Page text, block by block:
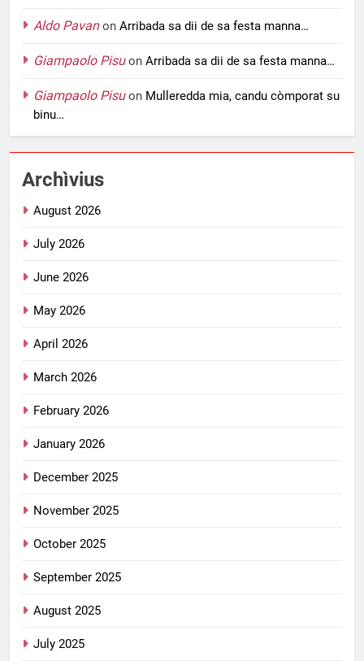
Aldo Pavanon Arribada sa dii de sa festa manna…
Giampaolo Pisuon Arribada sa dii de sa festa manna…
Giampaolo Pisuon Mulleredda mia, candu còmporat su
binu…
Archìvius
August 2026
July 2026
June 2026
May 2026
April 2026
March 2026
February 2026
January 2026
December 2025
November 2025
October 2025
September 2025
August 2025
July 2025